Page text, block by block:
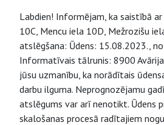
Labdien! Informējam, ka saistībā
10C, Mencu iela 10D, Mežrozišu
atslēgšana: Ūdens: 15.08.2023.,
Informatīvais tālrunis: 8900
jūsu uzmanību, ka norādītais
darbu ilguma. Neprognozējamu
atslēgums var arī nenotikt. Ūdens
skalošanas procesā radītajiem